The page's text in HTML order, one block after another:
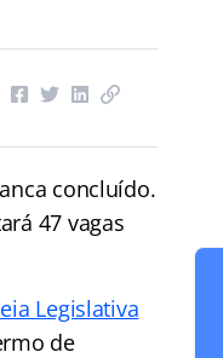
concluído.
47 vagas
Legislativa
de